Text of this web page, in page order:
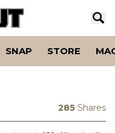
SNAP STORE
285 Shares